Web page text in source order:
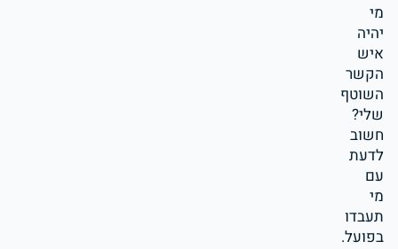
מי
יהיה
איש
הקשר
השוטף
שלי?
חשוב
לדעת
עם
מי
תעבדו
בפועל.